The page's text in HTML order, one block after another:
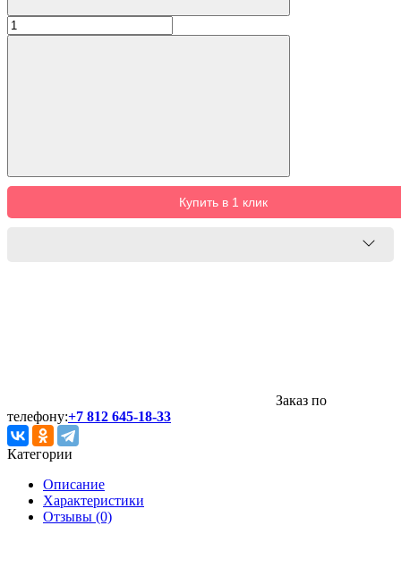
Купить в 1 клик
Заказ по
телефону:+7 812 645-18-33
Категории
Описание
Характеристики
Отзывы (0)